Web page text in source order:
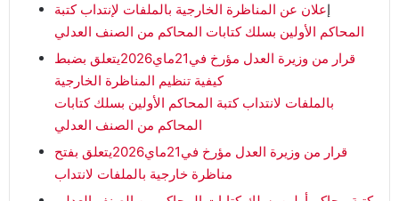
إعلان عن المناظرة الخارجية بالملفات لإنتداب كتبة
المحاكم الأولين بسلك كتابات المحاكم من الصنف العدلي
قرار من وزيرة العدل مؤرخ في21ماي2026يتعلق بضبط
كيفية تنظيم المناظرة الخارجية
بالملفات ﻻنتداب كتبة المحاكم اﻷولين بسلك كتابات
المحاكم من الصنف العدلي
قرار من وزيرة العدل مؤرخ في21ماي2026يتعلق بفتح
مناظرة خارجية بالملفات ﻻنتداب